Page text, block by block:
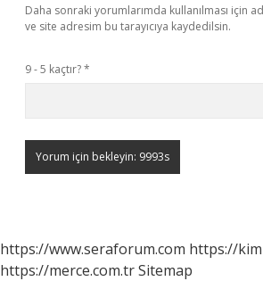
Daha sonraki yorumlarımda kullanılması için
ve site adresim bu tarayıcıya kaydedilsin.
9 - 5 kaçtır?*
https://www.seraforum.com https://
https://merce.com.trSitemap